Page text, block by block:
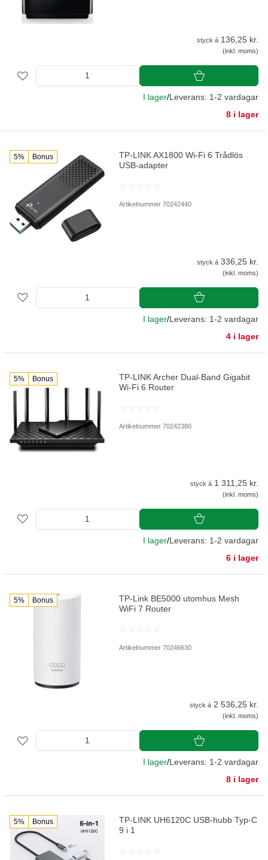
styck á 136,25 kr.
(inkl. moms)
I lager/Leverans: 1-2 vardagar
8 i lager
5% Bonus
TP-LINK AX1800 Wi-Fi 6 Trådlös
USB-adapter
Artikelnummer 70242440
styck á 336,25 kr.
(inkl. moms)
I lager/Leverans: 1-2 vardagar
4 i lager
5% Bonus
TP-LINK Archer Dual-Band Gigabit
Wi-Fi 6 Router
Artikelnummer 70242380
styck á 1 311,25 kr.
(inkl. moms)
I lager/Leverans: 1-2 vardagar
6 i lager
5% Bonus
TP-Link BE5000 utomhus Mesh
WiFi 7 Router
Artikelnummer 70246630
styck á 2 536,25 kr.
(inkl. moms)
I lager/Leverans: 1-2 vardagar
8 i lager
5% Bonus
TP-LINK UH6120C USB-hubb Typ-C
9 i 1